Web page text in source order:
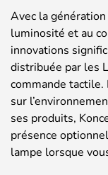
Avec la
luminosité et au
innovations
distribuée par les
commande tactile.
sur
ses produits,
présence
lampe lorsque